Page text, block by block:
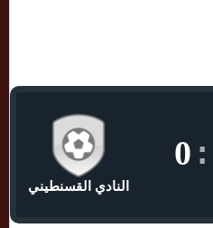
:
0
النادي القسنطيني